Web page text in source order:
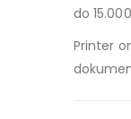
do
Printer